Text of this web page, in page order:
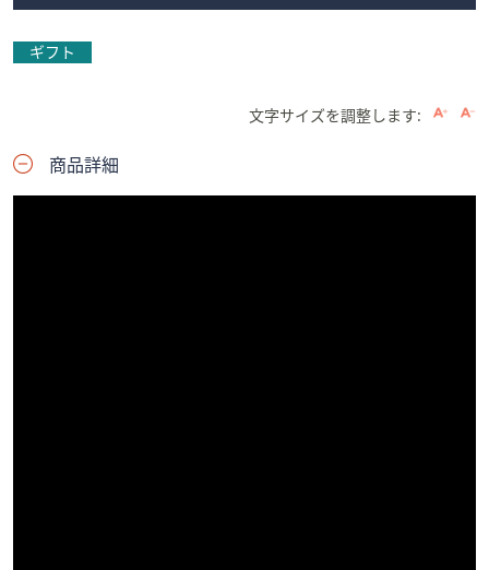
ギフト
文字サイズを調整します:
商品詳細